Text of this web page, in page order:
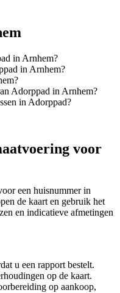
in Arnhem?
in Arnhem?
Adorppad in Arnhem?
in Adorppad?
voor
een huisnummer in
de kaart en gebruik het
en indicatieve afmetingen
u een rapport bestelt.
op de kaart.
op aankoop,